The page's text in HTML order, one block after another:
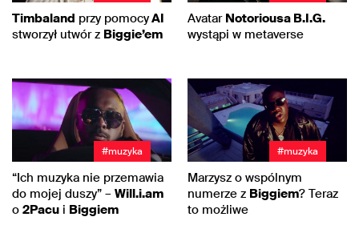
Timbaland przy pomocyAI
stworzył utwór z Biggie’em
Avatar Notoriousa B.I.G.
wystąpi w metaverse
#muzyka
“Ich muzyka nie przemawia
do mojej duszy” – Will.i.am
o 2Pacu i Biggiem
#muzyka
Marzysz o wspólnym
numerze z Biggiem? Teraz
to możliwe